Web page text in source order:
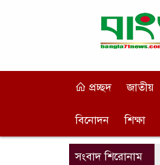
প্রচ্ছদ জাতীয়
বিনোদন শিক্ষা
সংবাদ শিরোনাম